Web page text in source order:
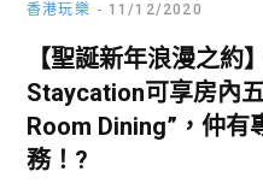
香港玩樂 11/12/2020
【聖誕新年浪漫之約
Staycation可享房內
Room Dining”，仲有
務！?